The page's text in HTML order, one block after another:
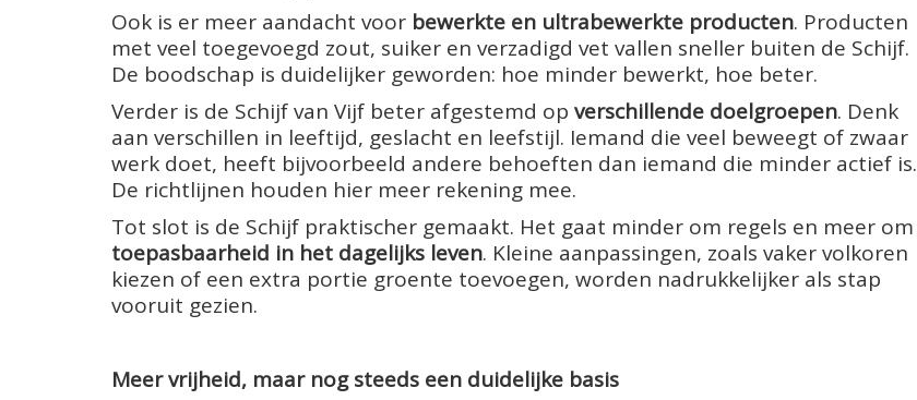
Ook is er meer aandacht voor bewerkte en ultrabewerkte producten. Producten
met veel toegevoegd zout, suiker en verzadigd vet vallen sneller buiten de Schijf.
De boodschap is duidelijker geworden: hoe minder bewerkt, hoe beter.
Verder is de Schijf van Vijf beter afgestemd op verschillende doelgroepen. Denk
aan verschillen in leeftijd, geslacht en leefstijl. Iemand die veel beweegt of zwaar
werk doet, heeft bijvoorbeeld andere behoeften dan iemand die minder actief is.
De richtlijnen houden hier meer rekening mee.
Tot slot is de Schijf praktischer gemaakt. Het gaat minder om regels en meer om
toepasbaarheid in het dagelijks leven. Kleine aanpassingen, zoals vaker volkoren
kiezen of een extra portie groente toevoegen, worden nadrukkelijker als stap
vooruit gezien.
Meer vrijheid, maar nog steeds een duidelijke basis